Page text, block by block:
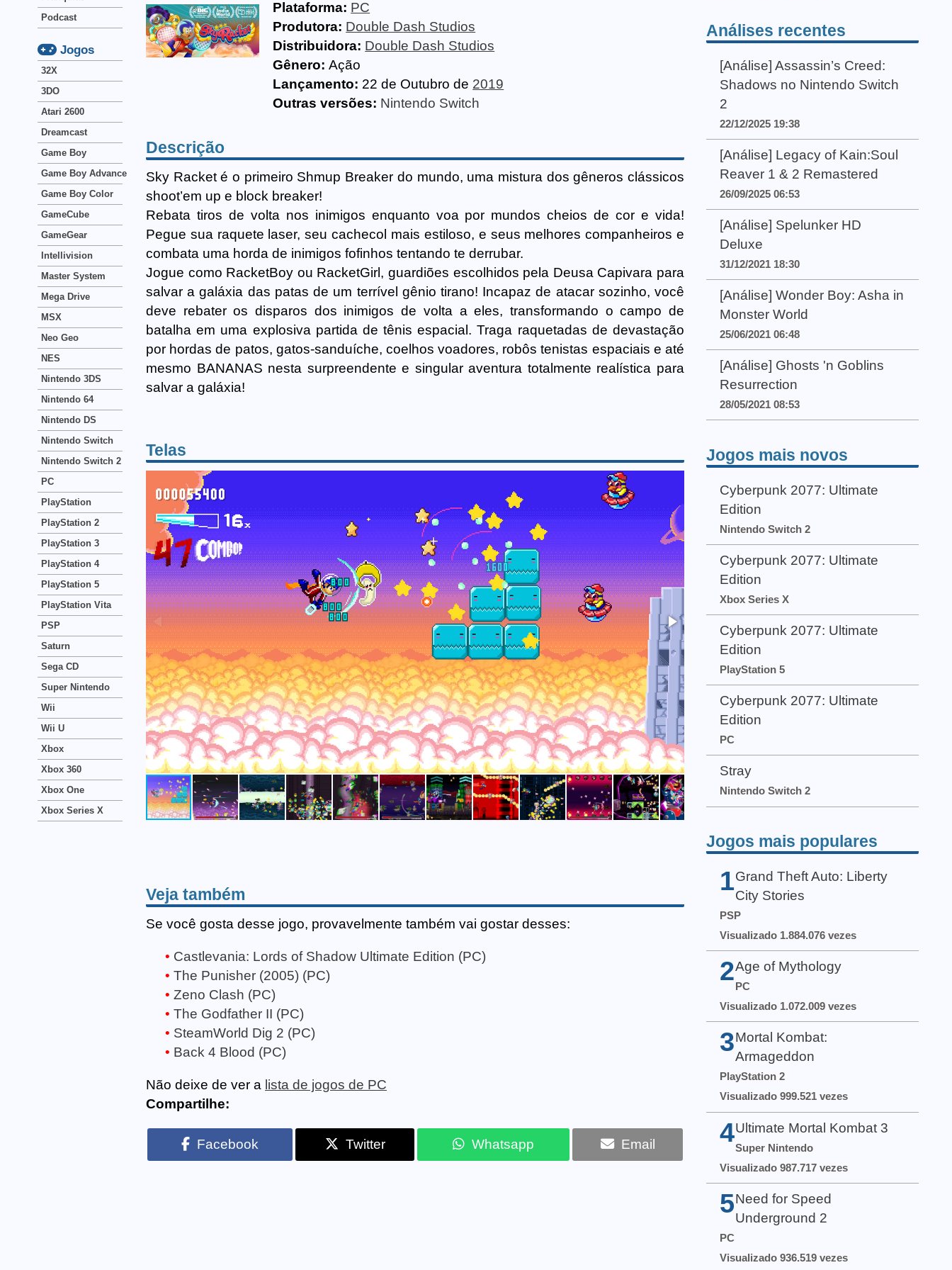
Plataforma: PC
Produtora: Double Dash Studios
Distribuidora: Double Dash Studios
Gênero: Ação
Lançamento: 22 de Outubro de 2019
Outras versões: Nintendo Switch
Descrição
Sky Racket é o primeiro Shmup Breaker do mundo, uma mistura dos gêneros clássicos
shoot’em up e block breaker!
Rebata tiros de volta nos inimigos enquanto voa por mundos cheios de cor e vida!
Pegue sua raquete laser, seu cachecol mais estiloso, e seus melhores companheiros e
combata uma horda de inimigos fofinhos tentando te derrubar.
Jogue como RacketBoy ou RacketGirl, guardiões escolhidos pela Deusa Capivara para
salvar a galáxia das patas de um terrível gênio tirano! Incapaz de atacar sozinho, você
deve rebater os disparos dos inimigos de volta a eles, transformando o campo de
batalha em uma explosiva partida de tênis espacial. Traga raquetadas de devastação
por hordas de patos, gatos-sanduíche, coelhos voadores, robôs tenistas espaciais e até
mesmo BANANAS nesta surpreendente e singular aventura totalmente realística para
salvar a galáxia!
Telas
Veja também
Se você gosta desse jogo, provavelmente também vai gostar desses:
Castlevania: Lords of Shadow Ultimate Edition (PC)
The Punisher (2005) (PC)
Zeno Clash (PC)
The Godfather II (PC)
SteamWorld Dig 2 (PC)
Back 4 Blood (PC)
Não deixe de ver a lista de jogos de PC
Compartilhe:
Facebook Twitter Whatsapp Email
Podcast
Jogos
32X
3DO
Atari 2600
Dreamcast
Game Boy
Game Boy Advance
Game Boy Color
GameCube
GameGear
Intellivision
Master System
Mega Drive
MSX
Neo Geo
NES
Nintendo 3DS
Nintendo 64
Nintendo DS
Nintendo Switch
Nintendo Switch 2
PC
PlayStation
PlayStation 2
PlayStation 3
PlayStation 4
PlayStation 5
PlayStation Vita
PSP
Saturn
Sega CD
Super Nintendo
Wii
Wii U
Xbox
Xbox 360
Xbox One
Xbox Series X
Análises recentes
[Análise] Assassin’s Creed:
Shadows no Nintendo Switch
2
22/12/2025 19:38
[Análise] Legacy of Kain:Soul
Reaver 1 & 2 Remastered
26/09/2025 06:53
[Análise] Spelunker HD
Deluxe
31/12/2021 18:30
[Análise] Wonder Boy: Asha in
Monster World
25/06/2021 06:48
[Análise] Ghosts 'n Goblins
Resurrection
28/05/2021 08:53
Jogos mais novos
Cyberpunk 2077: Ultimate
Edition
Nintendo Switch 2
Cyberpunk 2077: Ultimate
Edition
Xbox Series X
Cyberpunk 2077: Ultimate
Edition
PlayStation 5
Cyberpunk 2077: Ultimate
Edition
PC
Stray
Nintendo Switch 2
Jogos mais populares
1 Grand Theft Auto: Liberty
City Stories
PSP
Visualizado 1.884.076 vezes
2Age of Mythology
PC
Visualizado 1.072.009 vezes
3 Mortal Kombat:
Armageddon
PlayStation 2
Visualizado 999.521 vezes
4 Ultimate Mortal Kombat 3
Super Nintendo
Visualizado 987.717 vezes
5 Need for Speed
Underground 2
PC
Visualizado 936.519 vezes